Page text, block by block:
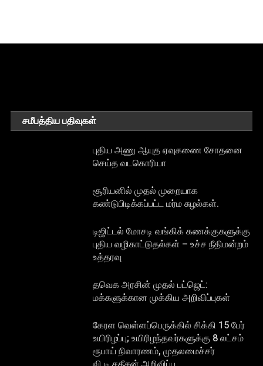
சமீபத்திய பதிவுகள்
புதிய அணு ஆயுத ஏவுகணை சோதனை
செய்த வடகொரியா
சூரியனில் முதல் முறையாக
கண்டுபிடிக்கப்பட்ட மர்ம சுழல்கள்.
டிஜிட்டல் மோசடி வங்கிக் கணக்குகளுக்கு
புதிய வழிகாட்டுதல்கள் – உச்ச நீதிமன்றம்
உத்தரவு
தவெக அரசின் முதல் பட்ஜெட்:
மக்களுக்கான முக்கிய அறிவிப்புகள்
கேரள வெள்ளப்பெருக்கில் சிக்கி 15 பேர்
உயிரிழப்பு; உயிரிழந்தவர்களுக்கு 8 லட்சம்
ரூபாய் நிவாரணம், முதலமைச்சர்